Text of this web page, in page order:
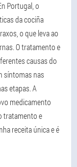
Portugal, o
da cociña
o que leva ao
O tratamento e
causas do
síntomas nas
etapas. A
medicamento
tratamento e
receita única e é